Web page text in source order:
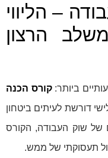
– הליווי
הרצון
ביותר:קורס הכנה
דורשת לעיתים ביטחון
של שוק העבודה, הקורס
תעסוקתי של ממש.